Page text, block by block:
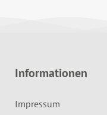
Informationen
Impressum